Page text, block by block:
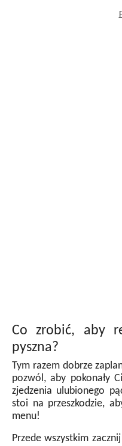
Co zrobić, aby
pyszna?
Tym razem dobrze
pozwól, aby pokonały
zjedzenia ulubionego
stoi na przeszkodzie,
menu!
Przede wszystkim